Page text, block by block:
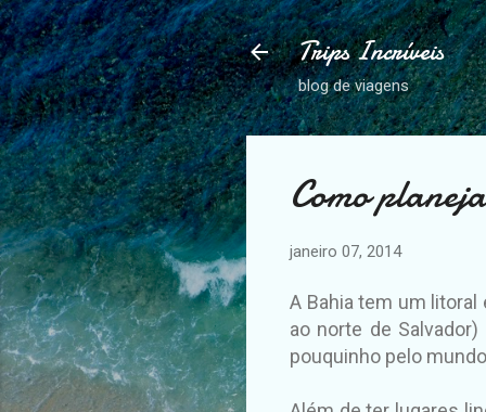
Trips Incríveis
blog de viagens
Como
janeiro 07, 2014
A Bahia tem um
ao norte de
pouquinho pelo